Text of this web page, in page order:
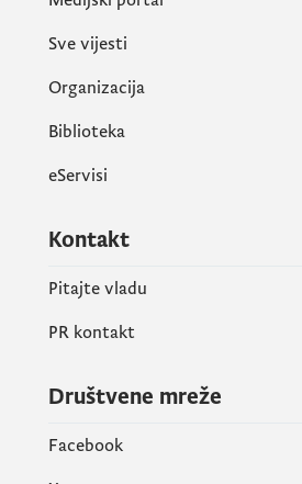
Sve vijesti
Organizacija
Biblioteka
eServisi
Kontakt
Pitajte vladu
PR kontakt
Društvene mreže
Facebook